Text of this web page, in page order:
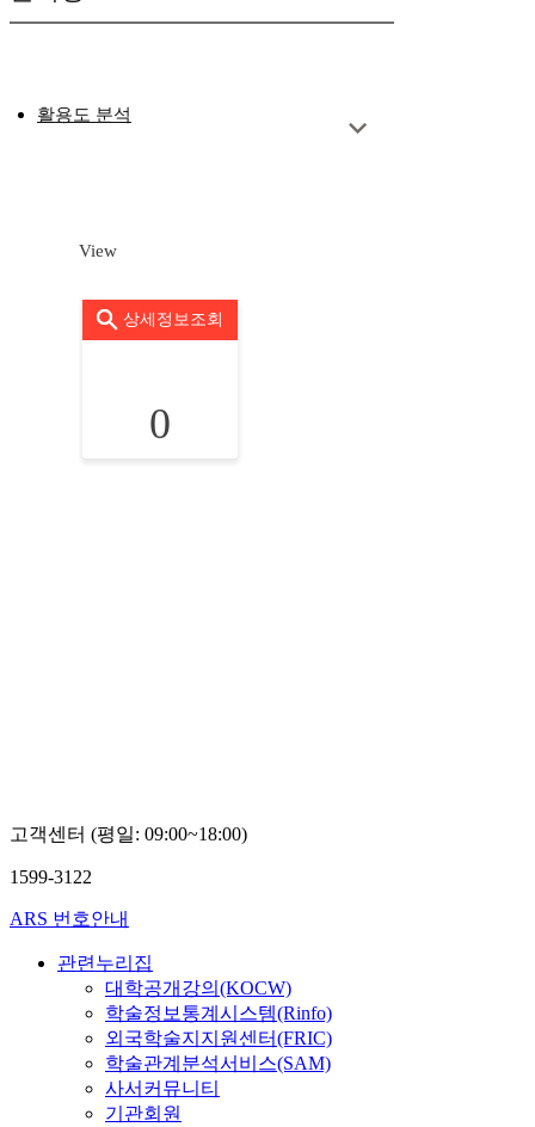
활용도 분석
View
상세정보조회
0
고객센터 (평일: 09:00~18:00)
1599-3122
ARS 번호안내
관련누리집
대학공개강의(KOCW)
학술정보통계시스템(Rinfo)
외국학술지지원센터(FRIC)
학술관계분석서비스(SAM)
사서커뮤니티
기관회원